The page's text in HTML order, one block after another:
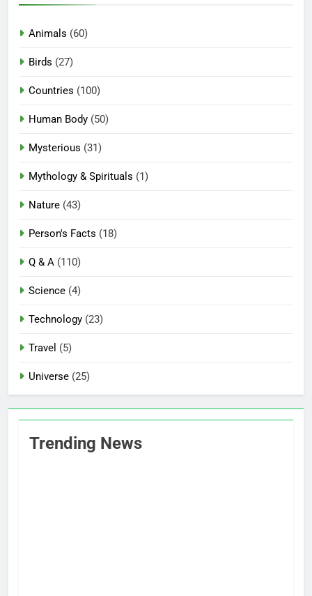
Animals (60)
Birds (27)
Countries (100)
Human Body (50)
Mysterious (31)
Mythology & Spirituals (1)
Nature (43)
Person's Facts (18)
Q & A (110)
Science (4)
Technology (23)
Travel (5)
Universe (25)
Trending News